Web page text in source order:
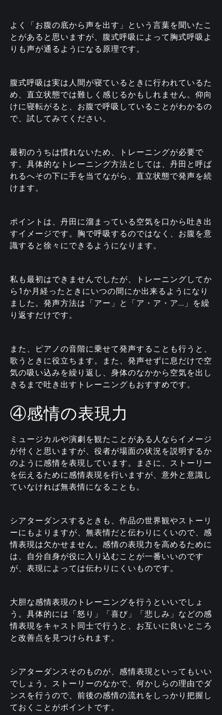
よく「お腹の底から声を出す」という言葉を聞いたこ
とがあると思いますが、腹式呼吸によって胸式呼吸よ
りも声が通るようになる原理です。
腹式呼吸は実は人間が寝ているときに行われているた
め、直立状態では難しく感じるかもしれません。仰向
けに寝転がると、お腹で呼吸していることがわかるの
で、試してみてください。
最初のうちは慣れないため、トレーニングが必要で
す。具体的なトレーニング方法としては、丹田と呼ば
れるへその下に手を当てながら、直立状態で発声を続
けます。
ポイントは、丹田に溜まっている空気を口から吐き出
すイメージです。胸で呼吸するのではなく、お腹を意
識すると徐々にできるようになります。
私も最初はできませんでしたが、トレーニングしてか
ら1か月経ったときにいつの間にか出来るようになり
ました。発声方法は「アー」と「ア・ア・ア...」を繰
り返すだけです。
また、ピアノの音階に乗せて発声することも行うと、
歌うときに役立ちます。また、発声せずに息だけで空
気の吸い込みを繰り返し、身体のなかから空気を出し
きるまで吐き出すトレーニングもおすすめです。
④感情の表現力
ミュージカルや演劇を観たことがある人ならイメージ
が付くと思いますが、役者が場面の状況を説明するか
のように感情を表現しています。まさに、ストーリー
を伝えるために感情表現を行いますが、意外と意識し
ていなければ無表情になることも。
シアターダンスするときも、作品の世界観やストーリ
ーにもよりますが、無表情だと伝わりにくいので、感
情表現は欠かせません。感情の表現力を高めるために
は、自分自身が役に入り込むことが一番いいのです
が、表現によっては伝わりにくいものです。
大胆な感情表現のトレーニングを行うといいでしょ
う。具体的には「怒り」「喜び」「悲しみ」などの感
情表現をキャスト同士で行うと、お互いに良いところ
と改善点を見つけられます。
シアターダンスそのものが、感情表現といってもいい
でしょう。ストーリーのなかで、何かしらの理由でダ
ンスを行うので、前後の感情の流れをしっかり把握し
ておくことがポイントです。